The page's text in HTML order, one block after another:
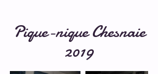
Pique-nique Chesnaie
2019